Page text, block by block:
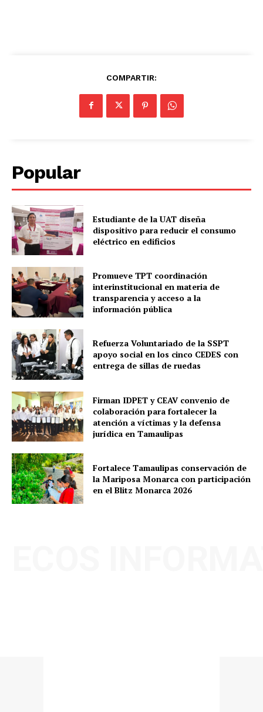
COMPARTIR:
Popular
Estudiante de la UAT diseña
dispositivo para reducir el consumo
eléctrico en edificios
Promueve TPT coordinación
interinstitucional en materia de
transparencia y acceso a la
información pública
Refuerza Voluntariado de la SSPT
apoyo social en los cinco CEDES con
entrega de sillas de ruedas
Firman IDPET y CEAV convenio de
colaboración para fortalecer la
atención a víctimas y la defensa
jurídica en Tamaulipas
Fortalece Tamaulipas conservación de
la Mariposa Monarca con participación
en el Blitz Monarca 2026